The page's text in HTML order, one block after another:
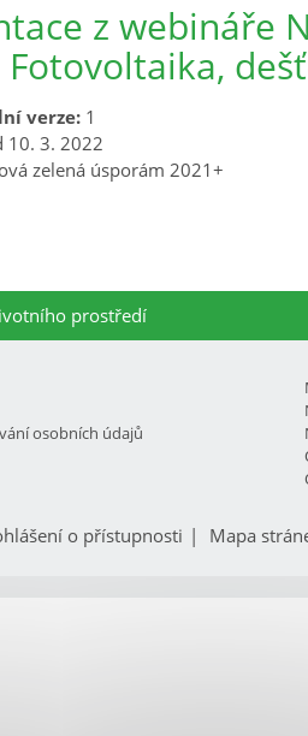
z webináře
Fotovoltaika,
verze: 1
10. 3. 2022
zelená úsporám 2021+
prostředí
osobních údajů
o přístupnosti Mapa